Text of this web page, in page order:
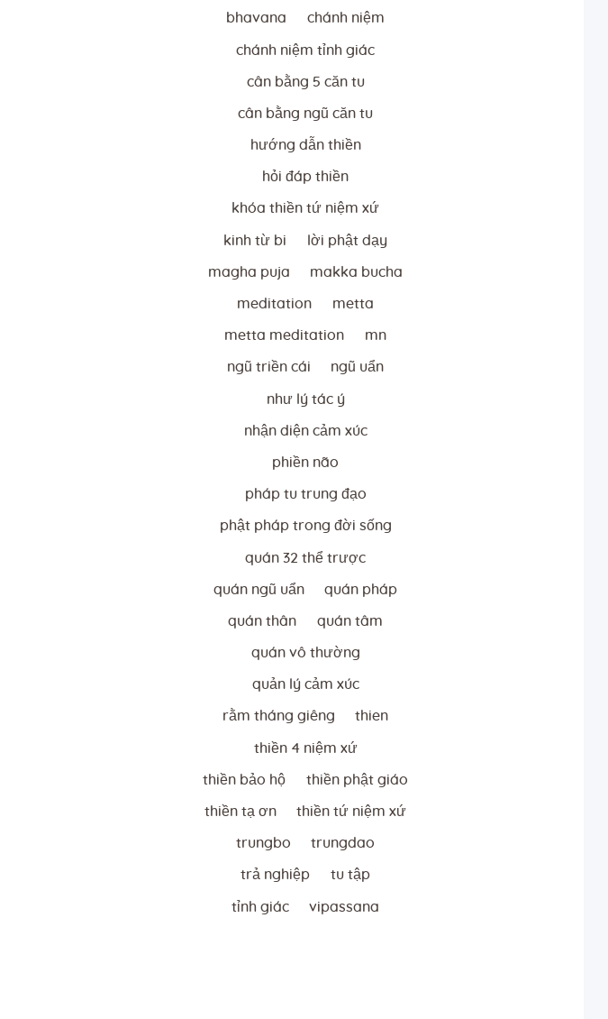
bhavana chánh niệm
chánh niệm tỉnh giác
cân bằng 5 căn tu
cân bằng ngũ căn tu
hướng dẫn thiền
hỏi đáp thiền
khóa thiền tứ niệm xứ
kinh từ bi lời phật dạy
magha puja makka bucha
meditation metta
metta meditation mn
ngũ triền cái ngũ uẩn
như lý tác ý
nhận diện cảm xúc
phiền não
pháp tu trung đạo
phật pháp trong đời sống
quán 32 thể trược
quán ngũ uẩn quán pháp
quán thân quán tâm
quán vô thường
quản lý cảm xúc
rằm tháng giêng thien
thiền 4 niệm xứ
thiền bảo hộ thiền phật giáo
thiền tạ ơn thiền tứ niệm xứ
trungbo trungdao
trả nghiệp tu tập
tỉnh giác vipassana